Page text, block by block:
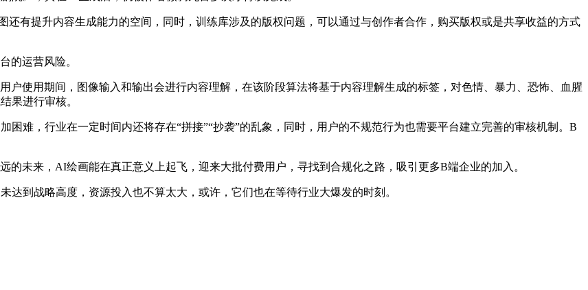
还有提升内容生成能力的空间，同时，训练库涉及的版权问题，可以通过与创作者合作，购买版权或是共享收益的方式
的运营风险。
户使用期间，图像输入和输出会进行内容理解，在该阶段算法将基于内容理解生成的标签，对色情、暴力、恐怖、血腥
果进行审核。
难，行业在一定时间内还将存在“拼接”“抄袭”的乱象，同时，用户的不规范行为也需要平台建立完善的审核机制。B
的未来，AI绘画能在真正意义上起飞，迎来大批付费用户，寻找到合规化之路，吸引更多B端企业的加入。
到战略高度，资源投入也不算太大，或许，它们也在等待行业大爆发的时刻。